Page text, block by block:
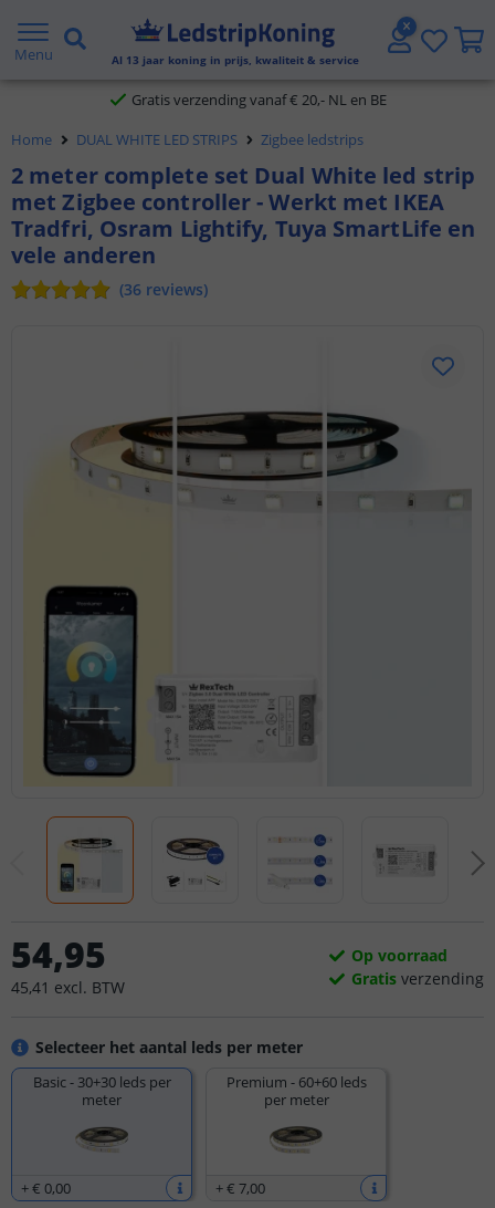
Menu Al 13 jaar koning in prijs, kwaliteit & service
Gratis verzending vanaf € 20,- NL en BE
Klantbeoordeling 9.1
Home DUAL WHITE LED STRIPS Zigbee ledstrips
2 meter complete set Dual White led strip
met Zigbee controller - Werkt met IKEA
Tradfri, Osram Lightify, Tuya SmartLife en
vele anderen
(36 reviews)
Selecteer het aantal leds per meter
Basic - 30+30 leds per
meter
+€ 0,00
Premium - 60+60 leds
per meter
+€ 7,00
54,95
45,41 excl. BTW
Op voorraad
Gratis verzending